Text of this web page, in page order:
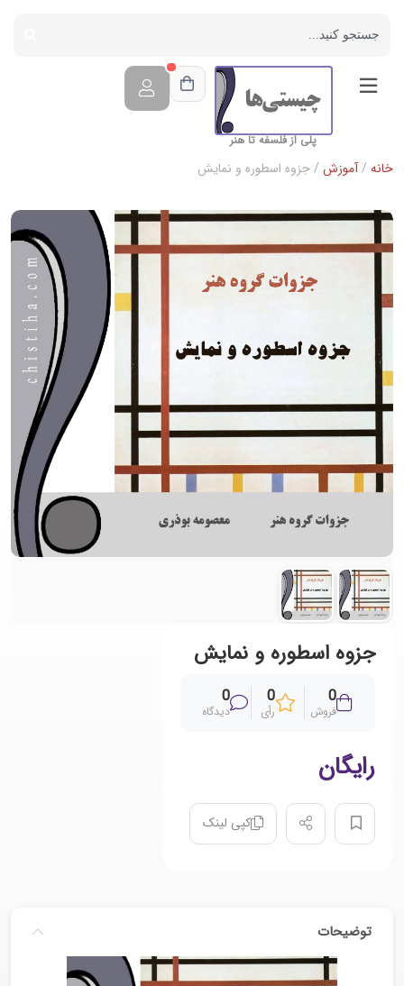
پلی از فلسفه تا هنر
خانه /آموزش / جزوه اسطوره و نمایش
جزوه اسطوره و نمایش
0
فروش
0
رأی
0
دیدگاه
رایگان
کپی لینک
توضیحات